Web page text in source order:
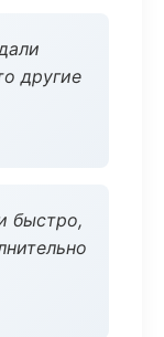
другие
быстро,